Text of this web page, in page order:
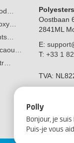
Oostbaan
2841ML
E:
T: +33 1
TVA:
Polly
Bonjour, je
Puis-je vous